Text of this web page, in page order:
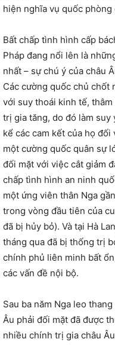
hiện nghĩa vụ quốc phòng
Bất chấp tình hình cấp
Pháp đang nổi lên là
nhất – sự chú ý của châu
Các cường quốc chủ chốt
với suy thoái kinh tế,
trị gia tăng, do đó làm suy
kể các cam kết của họ
một cường quốc quân sự
đối mặt với việc cắt giảm
chấp tình hình an ninh
một ứng viên thân Nga
trong vòng đầu tiên của
đã bị hủy bỏ). Và tại Hà
tháng qua đã bị thống trị
chính phủ liên minh bất
các vấn đề nội bộ.
Sau ba năm Nga leo
Âu phải đối mặt đã được
nhiều chính trị gia châu